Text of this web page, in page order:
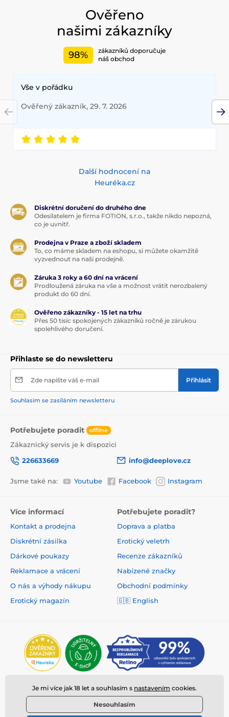
Ověřeno
našimi zákazníky
98%
zákazníků doporučuje
náš obchod
Vše v pořádku
Ověřený zákazník, 29. 7. 2026
Další hodnocení na
Heuréka.cz
Diskrétní doručení do druhého dne
Odesílatelem je firma FOTION, s.r.o., takže nikdo nepozná,
co je uvnitř.
Prodejna v Praze a zboží skladem
To, co máme skladem na eshopu, si můžete okamžitě
vyzvednout na naší prodejně.
Záruka 3 roky a 60 dní na vrácení
Prodloužená záruka na vše a možnost vrátit nerozbalený
produkt do 60 dní.
Ověřeno zákazníky - 15 let na trhu
Přes 50 tisíc spokojených zákazníků ročně je zárukou
spolehlivého doručení.
Přihlaste se do newsletteru
Zde napište váš e-mail Přihlásit
Souhlasím se zasíláním newsletteru
Potřebujete poradit offline
Zákaznický servis je k dispozici
226633669
info@deeplove.cz
Jsme také na: Youtube Facebook Instagram
Více informací
Kontakt a prodejna
Diskrétní zásilka
Dárkové poukazy
Reklamace a vrácení
O nás a výhody nákupu
Erotický magazín
Potřebujete poradit?
Doprava a platba
Erotický veletrh
Recenze zákazníků
Nabízené značky
Obchodní podmínky
🇬🇧 English
Je mi více jak 18 let a souhlasím s nastavením cookies.
Nesouhlasím